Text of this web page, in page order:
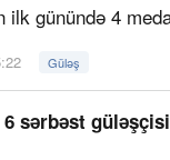
ilk günündə 4
Güləş
6 sərbəst